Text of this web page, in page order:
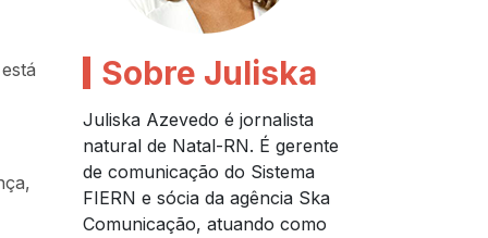
Sobre Juliska
Juliska Azevedo é jornalista
natural de Natal-RN. É gerente
de comunicação do Sistema
FIERN e sócia da agência Ska
Comunicação, atuando como